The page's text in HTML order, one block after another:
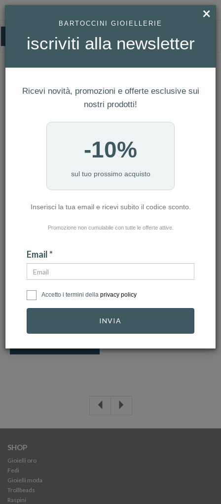
BREIL
CATEGORIA: ANELLI
CATEGORIA: BRACCIALI
CATEGORIA: COLLANE
CATEGORIA: OROLOGI
CATEGORIA: DONNA
AZZERA FILTRI
NUMERO ARTICOLI:0
Ci dispiace, non abbiamo trovato quello che stavi
cercando. Prova a modificare i filtri o effettua una
nuova ricerca! Troveremo il gioiello giusto per te.
SHOP
Gioielli oro
Fedi
Gioielli moda
Trollbeads
Raspini
×
BARTOCCINI GIOIELLERIE
iscriviti alla newsletter
Ricevi novità, promozioni e offerte esclusive sui
nostri prodotti!
-10%
sul tuo prossimo acquisto
Inserisci la tua email e ricevi subito il codice sconto.
Promozione non cumulabile con tutte le offerte attive.
Email *
Accetto i termini della privacy policy
INVIA